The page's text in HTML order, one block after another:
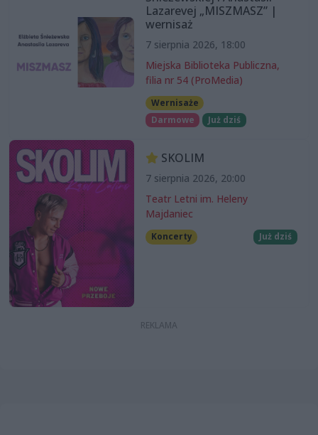
Lazarevej „MISZMASZ” |
wernisaż
7 sierpnia 2026, 18:00
Miejska Biblioteka Publiczna,
filia nr 54 (ProMedia)
Wernisaże
Darmowe
Już dziś
SKOLIM
7 sierpnia 2026, 20:00
Teatr Letni im. Heleny
Majdaniec
Koncerty Już dziś